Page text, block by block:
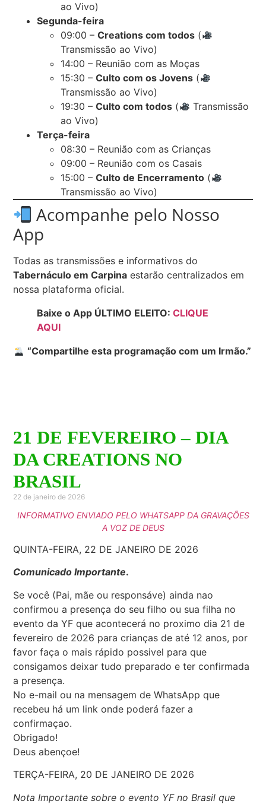
ao Vivo)
Segunda-feira
09:00 –Creations com todos (
Transmissão ao Vivo)
14:00 – Reunião com as Moças
15:30 –Culto com os Jovens (
Transmissão ao Vivo)
19:30 –Culto com todos (
Transmissão
ao Vivo)
Terça-feira
08:30 – Reunião com as Crianças
09:00 – Reunião com os Casais
15:00 –Culto de Encerramento (
Transmissão ao Vivo)
Acompanhe pelo Nosso
App
Todas as transmissões e informativos do
Tabernáculo em Carpina estarão centralizados em
nossa plataforma oficial.
Baixe o App ÚLTIMO ELEITO:CLIQUE
AQUI
“Compartilhe esta programação com um Irmão.”
21 DE FEVEREIRO – DIA
DA CREATIONS NO
BRASIL
22 de janeiro de 2026
INFORMATIVO ENVIADO PELO WHATSAPP DA GRAVAÇÕES
A VOZ DE DEUS
QUINTA-FEIRA, 22 DE JANEIRO DE 2026
Comunicado Importante.
Se você (Pai, mãe ou responsáve) ainda nao
confirmou a presença do seu filho ou sua filha no
evento da YF que acontecerá no proximo dia 21 de
fevereiro de 2026 para crianças de até 12 anos, por
favor faça o mais rápido possivel para que
consigamos deixar tudo preparado e ter confirmada
a presença.
No e-mail ou na mensagem de WhatsApp que
recebeu há um link onde poderá fazer a
confirmaçao.
Obrigado!
Deus abençoe!
TERÇA-FEIRA, 20 DE JANEIRO DE 2026
Nota Importante sobre o evento YF no Brasil que